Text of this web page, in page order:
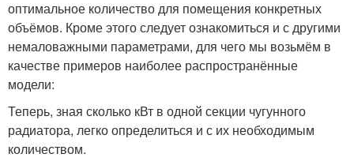
оптимальное количество для помещения конкретных
объёмов. Кроме этого следует ознакомиться и с другими
немаловажными параметрами, для чего мы возьмём в
качестве примеров наиболее распространённые
модели:
Теперь, зная сколько кВт в одной секции чугунного
радиатора, легко определиться и с их необходимым
количеством.